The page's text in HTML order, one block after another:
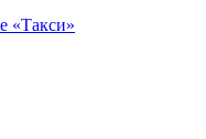
«Такси»